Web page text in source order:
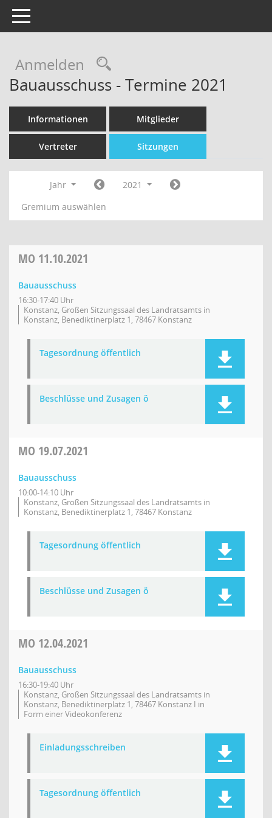
Toggle navigation
Anmelden Rechercheauswahl
Bauausschuss - Termine 2021
Informationen Mitglieder
Vertreter Sitzungen
Jahr
2021
Gremium auswählen
MO 11.10.2021
Bauausschuss
16:30-17:40 Uhr
Konstanz, Großen Sitzungssaal des Landratsamts in
Konstanz, Benediktinerplatz 1, 78467 Konstanz
Tagesordnung öffentlich
Beschlüsse und Zusagen ö
MO 19.07.2021
Bauausschuss
10:00-14:10 Uhr
Konstanz, Großen Sitzungssaal des Landratsamts in
Konstanz, Benediktinerplatz 1, 78467 Konstanz
Tagesordnung öffentlich
Beschlüsse und Zusagen ö
MO 12.04.2021
Bauausschuss
16:30-19:40 Uhr
Konstanz, Großen Sitzungssaal des Landratsamts in
Konstanz, Benediktinerplatz 1, 78467 Konstanz I in
Form einer Videokonferenz
Einladungsschreiben
Tagesordnung öffentlich